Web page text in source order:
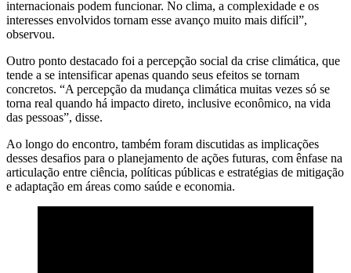
internacionais podem funcionar. No clima, a complexidade e os
interesses envolvidos tornam esse avanço muito mais difícil”,
observou.
Outro ponto destacado foi a percepção social da crise climática, que
tende a se intensificar apenas quando seus efeitos se tornam
concretos. “A percepção da mudança climática muitas vezes só se
torna real quando há impacto direto, inclusive econômico, na vida
das pessoas”, disse.
Ao longo do encontro, também foram discutidas as implicações
desses desafios para o planejamento de ações futuras, com ênfase na
articulação entre ciência, políticas públicas e estratégias de mitigação
e adaptação em áreas como saúde e economia.